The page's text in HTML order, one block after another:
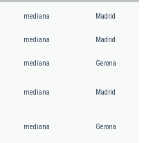
mediana Madrid
mediana Madrid
mediana Gerona
mediana Madrid
mediana Gerona